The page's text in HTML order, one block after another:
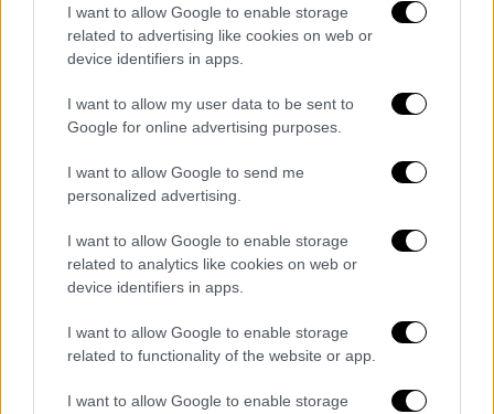
I want to allow Google to enable storage
related to advertising like cookies on web or
device identifiers in apps.
I want to allow my user data to be sent to
Google for online advertising purposes.
I want to allow Google to send me
personalized advertising.
I want to allow Google to enable storage
related to analytics like cookies on web or
device identifiers in apps.
I want to allow Google to enable storage
related to functionality of the website or app.
I want to allow Google to enable storage
Lifestyle|29.09.2022 07:40
Κάρα Ντελεβίν: Η πρώτη επίσημη
εμφάνισή της μετά τα δημοσιεύματα ότι
αντιμετωπίζει προβλήματα υγείας
Το μοντέλο και ακτιβίστρια Κάρα Ντελεβίν
(Cara Delevingne) εθεάθη στη γαλλική
πρωτεύουσα και έδωσε το «παρών» στο
«Cara Loves Karl» κατά την διάρκεια της
Εβδομάδας Μόδας, σύμφωνα με το People